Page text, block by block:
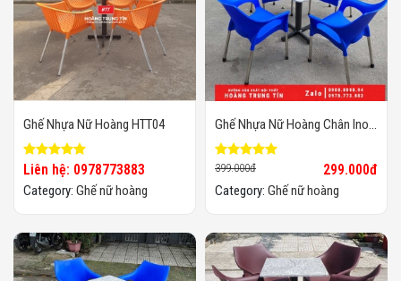
Ghế Nhựa Nữ Hoàng HTT04
Liên hệ: 0978773883
Category: Ghế nữ hoàng
Ghế Nhựa Nữ Hoàng Chân Inox
Giá Rẻ
399.000đ 299.000đ
Category: Ghế nữ hoàng